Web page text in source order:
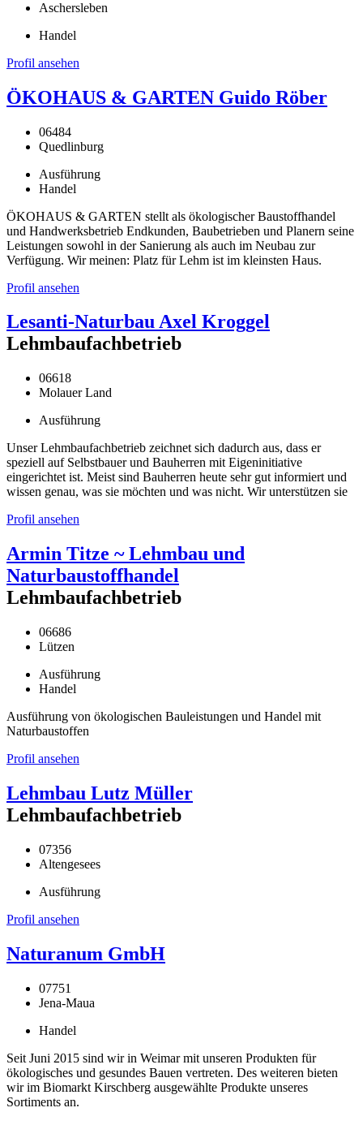
Aschersleben
Handel
Profil ansehen
ÖKOHAUS & GARTEN Guido Röber
06484
Quedlinburg
Ausführung
Handel
ÖKOHAUS & GARTEN stellt als ökologischer Baustoffhandel
und Handwerksbetrieb Endkunden, Baubetrieben und Planern seine
Leistungen sowohl in der Sanierung als auch im Neubau zur
Verfügung. Wir meinen: Platz für Lehm ist im kleinsten Haus.
Profil ansehen
Lesanti-Naturbau Axel Kroggel
Lehmbaufachbetrieb
06618
Molauer Land
Ausführung
Unser Lehmbaufachbetrieb zeichnet sich dadurch aus, dass er
speziell auf Selbstbauer und Bauherren mit Eigeninitiative
eingerichtet ist. Meist sind Bauherren heute sehr gut informiert und
wissen genau, was sie möchten und was nicht. Wir unterstützen sie
Profil ansehen
Armin Titze ~ Lehmbau und
Naturbaustoffhandel
Lehmbaufachbetrieb
06686
Lützen
Ausführung
Handel
Ausführung von ökologischen Bauleistungen und Handel mit
Naturbaustoffen
Profil ansehen
Lehmbau Lutz Müller
Lehmbaufachbetrieb
07356
Altengesees
Ausführung
Profil ansehen
Naturanum GmbH
07751
Jena-Maua
Handel
Seit Juni 2015 sind wir in Weimar mit unseren Produkten für
ökologisches und gesundes Bauen vertreten. Des weiteren bieten
wir im Biomarkt Kirschberg ausgewählte Produkte unseres
Sortiments an.